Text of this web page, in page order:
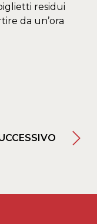
residui
da un’ora